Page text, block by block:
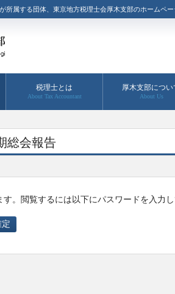
属する団体、東京地方税理士会厚木支部のホームペ
税理士とは
About Tax Accountant
厚木支部につい
About Us
総会報告
。閲覧するには以下にパスワードを入力し